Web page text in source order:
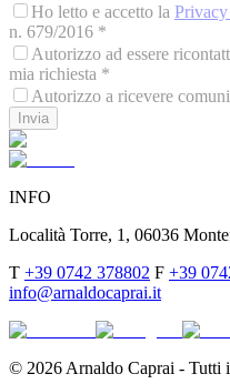
Ho letto e accetto la
n. 679/2016 *
Autorizzo ad essere
mia richiesta *
Autorizzo a ricevere
Invia
INFO
Località Torre, 1, 06036
T +39 0742 378802 F +39
info@arnaldocaprai.it
© 2026 Arnaldo Caprai - Tutti